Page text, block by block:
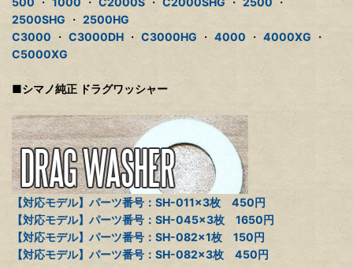
2500SHG ・ 2500HG
C3000 ・ C3000DH ・ C3000HG ・ 4000 ・ 4000XG ・
C5000XG
■シマノ純正 ドラグワッシャー
【対応モデル】パーツ番号：SH-011×3枚 450円
【対応モデル】パーツ番号：SH-045×3枚 1650円
【対応モデル】パーツ番号：SH-082×1枚 150円
【対応モデル】パーツ番号：SH-082×3枚 450円